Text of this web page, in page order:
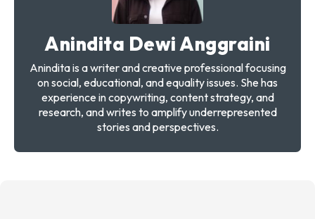
Anindita Dewi Anggraini
Anindita is a writer and creative professional focusing
on social, educational, and equality issues. She has
experience in copywriting, content strategy, and
research, and writes to amplify underrepresented
stories and perspectives.